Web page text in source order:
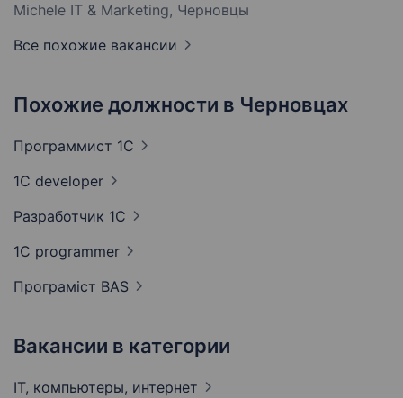
Michele IT & Marketing, Черновцы
Все похожие вакансии
Похожие должности в Черновцах
Программист 1C
1C developer
Разработчик 1C
1C programmer
Програміст BAS
Вакансии в категории
IT, компьютеры, интернет